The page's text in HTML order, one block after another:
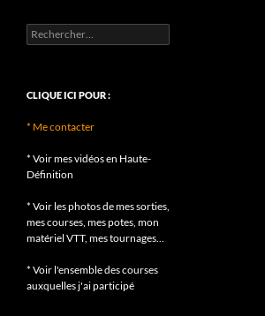
Rechercher :
CLIQUE ICI POUR :
* Me contacter
* Voir mes vidéos en Haute-
Définition
* Voir les photos de mes sorties,
mes courses, mes potes, mon
matériel VTT, mes tournages...
* Voir l'ensemble des courses
auxquelles j'ai participé